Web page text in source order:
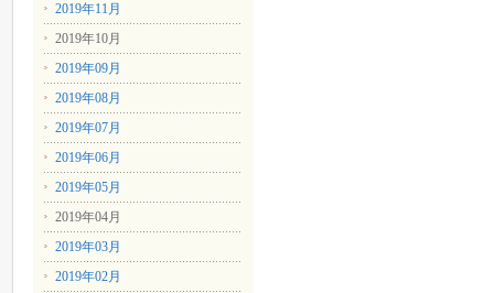
2019年11月
2019年10月
2019年09月
2019年08月
2019年07月
2019年06月
2019年05月
2019年04月
2019年03月
2019年02月